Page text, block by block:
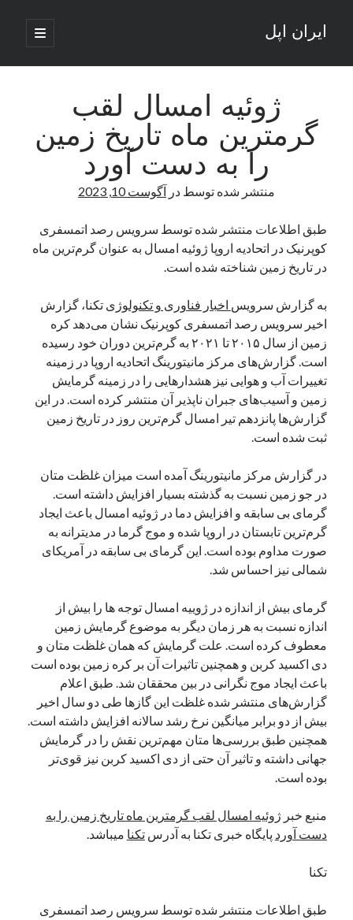
ایران اپل
باز
کردن
اصلی
نوار
کناری
نوشته‌های تازه
راه‌های اتصال موبایل و کامپیوتر به یکدیگر: تجربه‌ای یکپارچه و کاربردی
انتقاد کاربران از اتمام زودهنگام بسته‌های اینترنت ایرانسل همزمان با شرایط
ادعای نت‌بلاکس: قطعی اینترنت ایران بیش از 120 ساعت ادامه یافت؛ اتصال
کشور به حدود یک درصد رسید
قطعی اینترنت در ایران از مرز 48 ساعت گذشت!
گوشی HMD Luma با دوربین 50 مگاپیکسل و نمایشگر 120 هرتز رونمایی شد
آخرین دیدگاه‌ها
یک نویسنده دیدگاه وردپرسدرتعمیرات تخصصی فیس آیدی
بایگانی‌ها
فوریه 2026
ژانویه 2026
دسامبر 2025
نوامبر 2025
آگوست 2025
جولای 2025
می 2025
آوریل 2025
مارس 2025
فوریه 2025
ژانویه 2025
دسامبر 2024
نوامبر 2024
اکتبر 2024
سپتامبر 2024
آگوست 2024
ژوئن 2024
می 2024
مارس 2024
ژانویه 2024
ژوئیه امسال لقب
گرمترین ماه تاریخ زمین
را به دست آورد
منتشر شده توسط در آگوست 10, 2023
طبق اطلاعات منتشر شده توسط سرویس رصد اتمسفری
کوپرنیک در اتحادیه اروپا ژوئیه امسال به عنوان گرم‌ترین ماه
در تاریخ زمین شناخته شده است.
به گزارش سرویس اخبار فناوری و تکنولوژی تکنا، گزارش
اخیر سرویس رصد اتمسفری کوپرنیک نشان می‌دهد کره
زمین از سال ۲۰۱۵ تا ۲۰۲۱ به گرم‌ترین دوران خود رسیده
است. گزارش‌های مرکز مانیتورینگ اتحادیه اروپا در زمینه
تغییرات آب و هوایی نیز هشدارهایی را در زمینه گرمایش
زمین و آسیب‌های جبران ناپذیر آن منتشر کرده است. در این
گزارش‌ها پانزدهم تیر امسال گرم‌ترین روز در تاریخ زمین
ثبت شده است.
در گزارش مرکز مانیتورینگ آمده است میزان غلظت متان
در جو زمین نسبت به گذشته بسیار افزایش داشته است.
گرمای بی سابقه و افزایش دما در ژوئیه امسال باعث ایجاد
گرم‌ترین تابستان در اروپا شده و موج گرما در مدیترانه به
صورت مداوم بوده است. این گرمای بی سابقه در آمریکای
شمالی نیز احساس شد.
گرمای بیش از اندازه در ژوییه امسال توجه ها را بیش از
اندازه نسبت به هر زمان دیگر به موضوع گرمایش زمین
معطوف کرده است. علت گرمایش که همان غلظت متان و
دی اکسید کربن و همچنین تاثیرات آن بر کره زمین بوده است
باعث ایجاد موج نگرانی در بین محققان شد. طبق اعلام
گزارش‌های منتشر شده غلظت این گازها طی دو سال اخیر
بیش از دو برابر میانگین نرخ رشد سالانه افزایش داشته است.
همچنین طبق بررسی‌ها متان مهم‌ترین نقش را در گرمایش
جهانی داشته و تاثیر آن حتی از دی اکسید کربن نیز قوی‌تر
بوده است.
منبع خبر ژوئیه امسال لقب گرمترین ماه تاریخ زمین را به
دست آورد پایگاه خبری تکنا به آدرستکنا میباشد.
تکنا
طبق اطلاعات منتشر شده توسط سرویس رصد اتمسفری